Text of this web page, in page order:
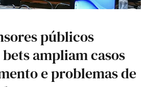
públicos
ampliam casos
e problemas de